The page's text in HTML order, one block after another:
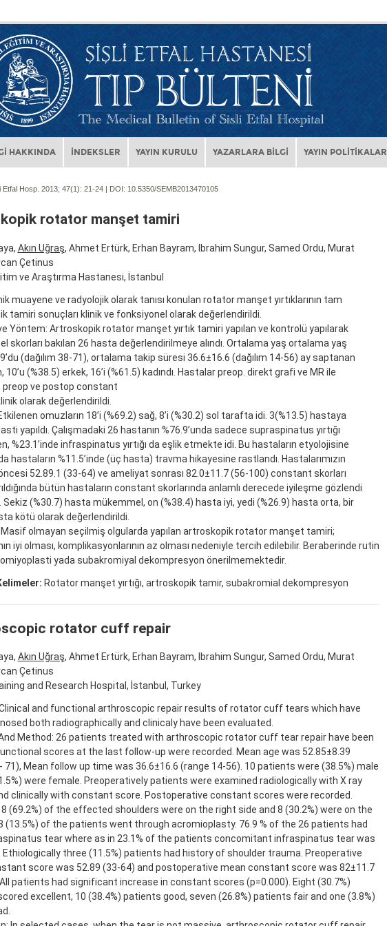
HAKKINDA İNDEKSLER YAYIN KURULU YAZARLARA BİLGİ YAYIN POLİTİKALARI
Etfal Hosp. 2013; 47(1): 21-24 | DOI: 10.5350/SEMB2013470105
rotator manşet tamiri
Akın Uğraş, Ahmet Ertürk, Erhan Bayram, Ibrahim Sungur, Samed Ordu, Murat
Çetinus
ve Araştırma Hastanesi, İstanbul
muayene ve radyolojik olarak tanısı konulan rotator manşet yırtıklarının tam
tamiri sonuçları klinik ve fonksiyonel olarak değerlendirildi.
Yöntem: Artroskopik rotator manşet yırtık tamiri yapılan ve kontrolü yapılarak
skorları bakılan 26 hasta değerlendirilmeye alındı. Ortalama yaş ortalama yaş
(dağılım 38-71), ortalama takip süresi 36.6±16.6 (dağılım 14-56) ay saptanan
10’u (%38.5) erkek, 16’i (%61.5) kadındı. Hastalar preop. direkt grafi ve MR ile
preop ve postop constant
olarak değerlendirildi.
omuzların 18’i (%69.2) sağ, 8’i (%30.2) sol tarafta idi. 3(%13.5) hastaya
yapıldı. Çalışmadaki 26 hastanın %76.9’unda sadece supraspinatus yırtığı
%23.1’inde infraspinatus yırtığı da eşlik etmekte idi. Bu hastaların etyolojisine
hastaların %11.5’inde (üç hasta) travma hikayesine rastlandı. Hastalarımızın
52.89.1 (33-64) ve ameliyat sonrası 82.0±11.7 (56-100) constant skorları
bütün hastaların constant skorlarında anlamlı derecede iyileşme gözlendi
Sekiz (%30.7) hasta mükemmel, on (%38.4) hasta iyi, yedi (%26.9) hasta orta, bir
kötü olarak değerlendirildi.
olmayan seçilmiş olgularda yapılan artroskopik rotator manşet tamiri;
iyi olması, komplikasyonlarının az olması nedeniyle tercih edilebilir. Beraberinde rutin
yada subakromiyal dekompresyon önerilmemektedir.
Rotator manşet yırtığı, artroskopik tamir, subakromial dekompresyon
rotator cuff repair
Akın Uğraş, Ahmet Ertürk, Erhan Bayram, Ibrahim Sungur, Samed Ordu, Murat
Çetinus
and Research Hospital, İstanbul, Turkey
and functional arthroscopic repair results of rotator cuff tears which have
both radiographically and clinicaly have been evaluated.
Method: 26 patients treated with arthroscopic rotator cuff tear repair have been
scores at the last follow-up were recorded. Mean age was 52.85±8.39
71), Mean follow up time was 36.6±16.6 (range 14-56). 10 patients were (38.5%) male
were female. Preoperatively patients were examined radiologically with X ray
clinically with constant score. Postoperative constant scores were recorded.
(69.2%) of the effected shoulders were on the right side and 8 (30.2%) were on the
(13.5%) of the patients went through acromioplasty. 76.9 % of the 26 patients had
tear where as in 23.1% of the patients concomitant infraspinatus tear was
three (11.5%) patients had history of shoulder trauma. Preoperative
score was 52.89 (33-64) and postoperative mean constant score was 82±11.7
patients had significant increase in constant scores (p=0.000). Eight (30.7%)
excellent, 10 (38.4%) patients good, seven (26.8%) patients fair and one (3.8%)